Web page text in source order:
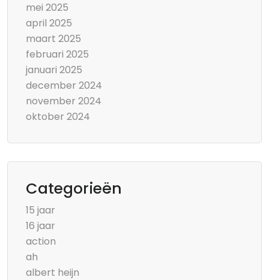
mei 2025
april 2025
maart 2025
februari 2025
januari 2025
december 2024
november 2024
oktober 2024
Categorieën
15 jaar
16 jaar
action
ah
albert heijn